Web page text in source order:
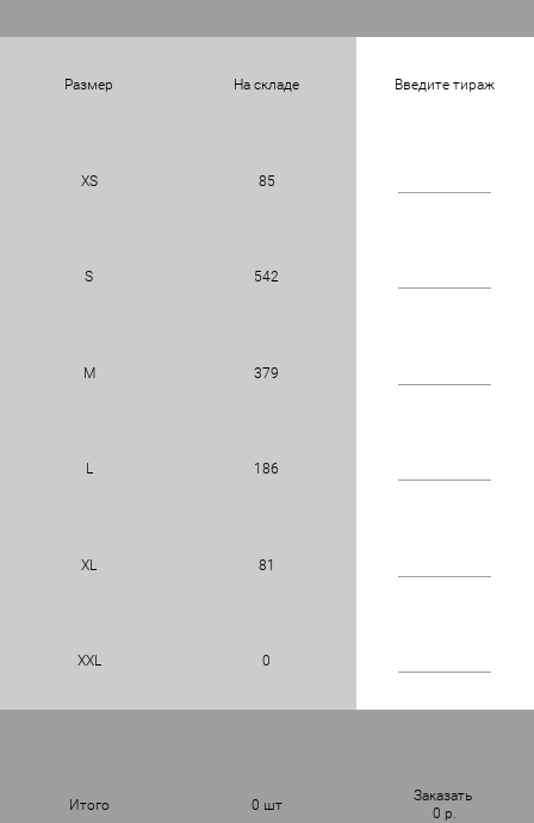
Размер На складе Введите тираж
XS 85
S 542
M 379
L 186
XL 81
XXL 0
Итого 0 шт
Заказать
0 р.